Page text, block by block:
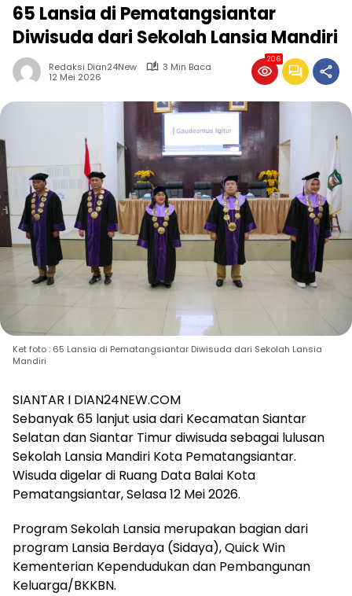
65 Lansia di Pematangsiantar
Diwisuda dari Sekolah Lansia Mandiri
Redaksi Dian24New
3 Min Baca
12 Mei 2026
206
Ket foto : 65 Lansia di Pematangsiantar Diwisuda dari Sekolah Lansia
Mandiri
SIANTAR I DIAN24NEW.COM
Sebanyak 65 lanjut usia dari Kecamatan Siantar
Selatan dan Siantar Timur diwisuda sebagai lulusan
Sekolah Lansia Mandiri Kota Pematangsiantar.
Wisuda digelar di Ruang Data Balai Kota
Pematangsiantar, Selasa 12 Mei 2026.
Program Sekolah Lansia merupakan bagian dari
program Lansia Berdaya (Sidaya), Quick Win
Kementerian Kependudukan dan Pembangunan
Keluarga/BKKBN.